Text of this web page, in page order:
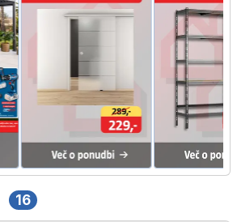
16